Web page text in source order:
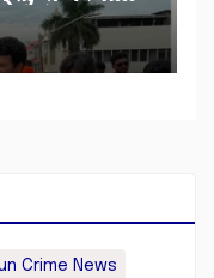
के कल्याण
Crime News